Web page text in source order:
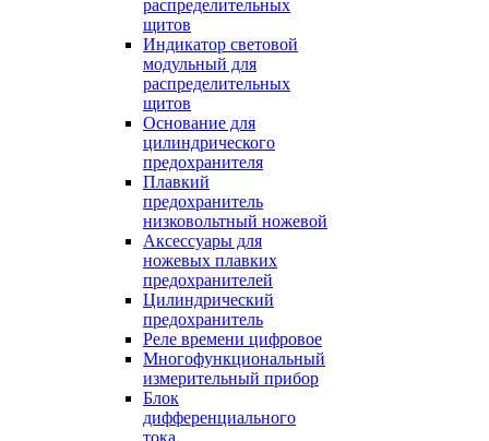
распределительных
щитов
Индикатор световой
модульный для
распределительных
щитов
Основание для
цилиндрического
предохранителя
Плавкий
предохранитель
низковольтный ножевой
Аксессуары для
ножевых плавких
предохранителей
Цилиндрический
предохранитель
Реле времени цифровое
Многофункциональный
измерительный прибор
Блок
дифференциального
тока